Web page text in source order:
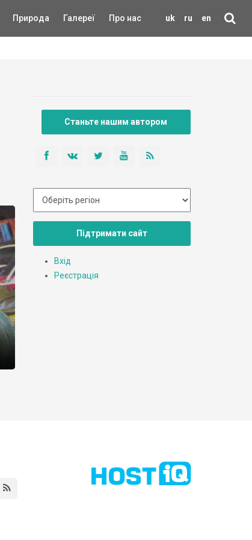
uk ru en
Природа Галереї Про нас
Станьте нашим автором
Підтримати сайт
Вхід
Реєстрація